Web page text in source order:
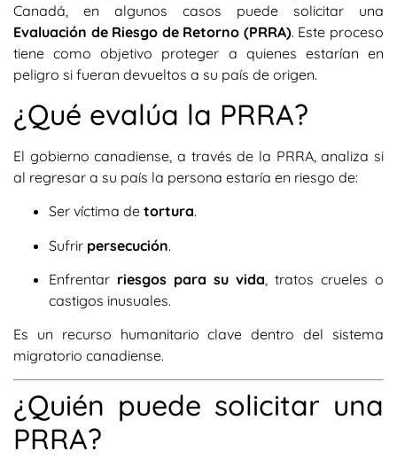
Canadá, en algunos casos puede solicitar una
Evaluación de Riesgo de Retorno (PRRA). Este proceso
tiene como objetivo proteger a quienes estarían en
peligro si fueran devueltos a su país de origen.
¿Qué evalúa la PRRA?
El gobierno canadiense, a través de la PRRA, analiza si
al regresar a su país la persona estaría en riesgo de:
Ser víctima de tortura.
Sufrir persecución.
Enfrentar riesgos para su vida, tratos crueles o
castigos inusuales.
Es un recurso humanitario clave dentro del sistema
migratorio canadiense.
¿Quién puede solicitar una
PRRA?